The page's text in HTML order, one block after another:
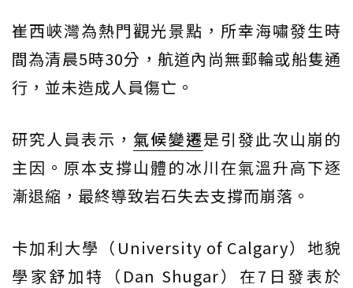
崔西峽灣為熱門觀光景點，所幸海嘯發生時
間為清晨5時30分，航道內尚無郵輪或船隻通
行，並未造成人員傷亡。
研究人員表示， 氣候變遷是引發此次山崩的
主因。原本支撐山體的冰川在氣溫升高下逐
漸退縮，最終導致岩石失去支撐而崩落。
卡加利大學（University of Calgary）地貌
學家舒加特（Dan Shugar）在7日發表於